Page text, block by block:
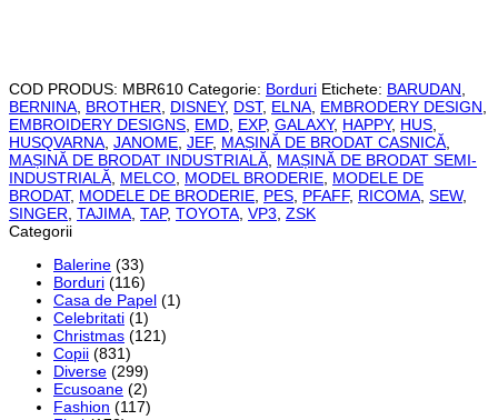
COD PRODUS: MBR610 Categorie: Borduri Etichete: BARUDAN
BERNINA BROTHER DISNEY, DST, ELNA EMBRODERY DESIGN
EMBROIDERY DESIGNS EMD EXP, GALAXY, HAPPY, HUS
HUSQVARNA JANOME JEF, MAȘINĂ DE BRODAT CASNICĂ
MAȘINĂ DE BRODAT INDUSTRIALĂ MAȘINĂ DE BRODAT SEMI-
INDUSTRIALĂ MELCO MODEL BRODERIE MODELE DE
BRODAT, MODELE DE BRODERIE PES PFAFF, RICOMA SEW,
SINGER TAJIMA TAP, TOYOTA VP3 ZSK
Categorii
Balerine (33)
Borduri (116)
Casa de Papel (1)
Celebritati (1)
Christmas (121)
Copii (831)
Diverse (299)
Ecusoane (2)
Fashion (117)